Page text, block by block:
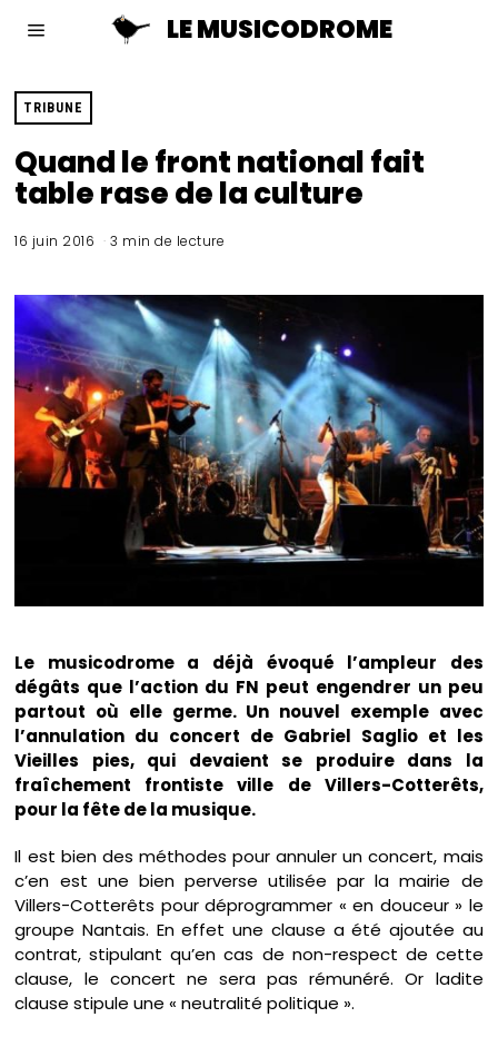
LE MUSICODROME
TRIBUNE
Quand le front national fait
table rase de la culture
16 juin 2016 3 min de lecture
Le musicodrome a déjà évoqué l’ampleur des
dégâts que l’action du FN peut engendrer un peu
partout où elle germe. Un nouvel exemple avec
l’annulation du concert de Gabriel Saglio et les
Vieilles pies, qui devaient se produire dans la
fraîchement frontiste ville de Villers-Cotterêts,
pour la fête de la musique.
Il est bien des méthodes pour annuler un concert, mais
c’en est une bien perverse utilisée par la mairie de
Villers-Cotterêts pour déprogrammer « en douceur » le
groupe Nantais. En effet une clause a été ajoutée au
contrat, stipulant qu’en cas de non-respect de cette
clause, le concert ne sera pas rémunéré. Or ladite
clause stipule une « neutralité politique ».